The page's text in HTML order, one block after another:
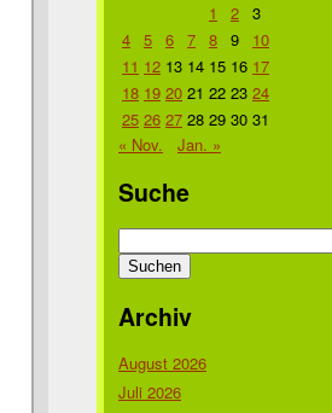
1
2 3
4 5 6 7 8 9
10
11 12 13 14 15 16 17
18 19 20 21 22 23 24
25 26 27 28 29 30 31
« Nov.
Jan. »
Suche
nach:
Archiv
August 2026
Juli 2026